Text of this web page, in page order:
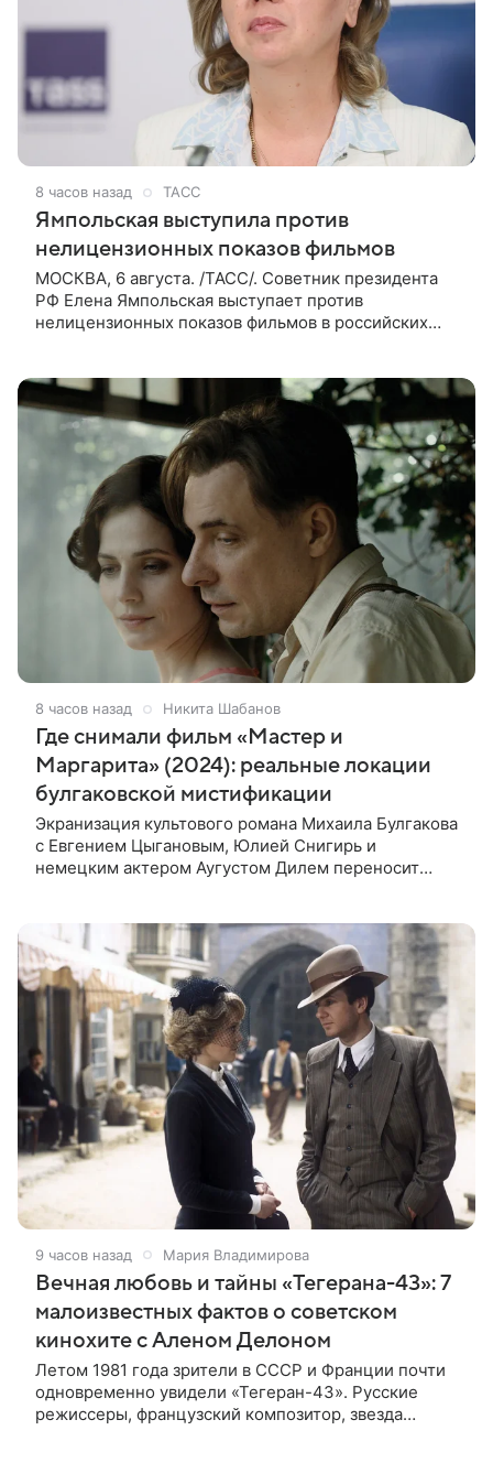
8 часов назад ТАСС
Ямпольская выступила против
нелицензионных показов фильмов
МОСКВА, 6 августа. /ТАСС/. Советник президента
РФ Елена Ямпольская выступает против
нелицензионных показов фильмов в российских
8 часов назад Никита Шабанов
Где снимали фильм «Мастер и
Маргарита» (2024): реальные локации
булгаковской мистификации
Экранизация культового романа Михаила Булгакова
с Евгением Цыгановым, Юлией Снигирь и
немецким актером Аугустом Дилем переносит
9 часов назад Мария Владимирова
Вечная любовь и тайны «Тегерана-43»: 7
малоизвестных фактов о советском
кинохите с Аленом Делоном
Летом 1981 года зрители в СССР и Франции почти
одновременно увидели «Тегеран-43». Русские
режиссеры, французский композитор, звезда